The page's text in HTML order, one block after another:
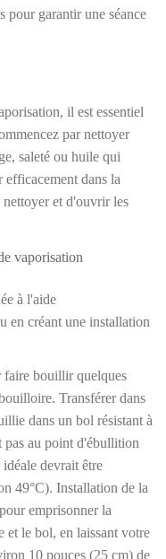
pour garantir une séance
il est essentiel
par nettoyer
saleté ou huile qui
efficacement dans la
nettoyer et d'ouvrir les
vaporisation
à l'aide
en créant une installation
faire bouillir quelques
Transférer dans
dans un bol résistant à
pas au point d'ébullition
devrait être
49°C). Installation de la
emprisonner la
et le bol, en laissant votre
10 pouces (25 cm) de